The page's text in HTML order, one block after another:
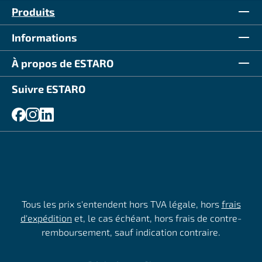
Produits
Informations
À propos de ESTARO
Suivre ESTARO
Tous les prix s'entendent hors TVA légale, hors frais
d'expédition et, le cas échéant, hors frais de contre-
remboursement, sauf indication contraire.